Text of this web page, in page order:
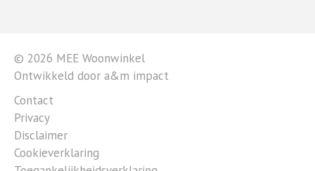
© 2026 MEE Woonwinkel
Ontwikkeld door a&m impact
Contact
Privacy
Disclaimer
Cookieverklaring